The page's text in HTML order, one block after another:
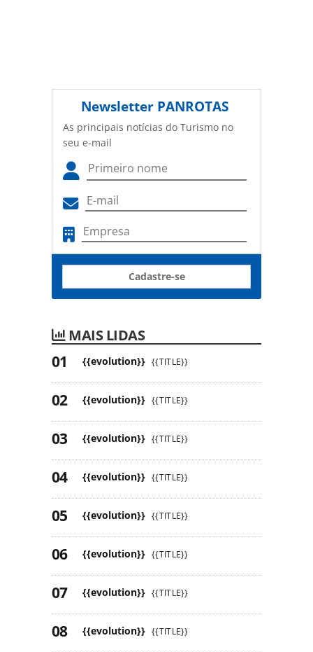
Newsletter PANROTAS
As principais notícias do Turismo no
seu e-mail
Cadastre-se
MAIS LIDAS
{{evolution}} {{TITLE}}
{{evolution}} {{TITLE}}
{{evolution}} {{TITLE}}
{{evolution}} {{TITLE}}
{{evolution}} {{TITLE}}
{{evolution}} {{TITLE}}
{{evolution}} {{TITLE}}
{{evolution}} {{TITLE}}